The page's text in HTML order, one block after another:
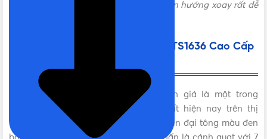
TIÊU CHUẨN DÂY DẪN ĐIỆN NGUỒN
IEC 60227-
THƯƠNG HIỆU Senko
quạt lửng Senko có khả năng điều khiển hướng xoay rất dễ
Đặc điểm của quạt Lửng Senko LTS1636 Cao Cấp
Quạt lửng Senko LTS1636 được đánh giá là một trong
những dòng quạt lửng bán chạy nhất hiện nay trên thị
trường. Đây là mẫu quạt có thiết kế hiện đại tông màu đen